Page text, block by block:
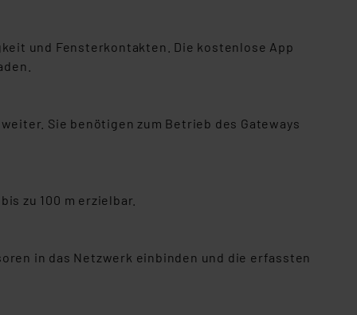
und Fensterkontakten. Die kostenlose App
Sie benötigen zum Betrieb des Gateways
zu 100 m erzielbar.
in das Netzwerk einbinden und die erfassten